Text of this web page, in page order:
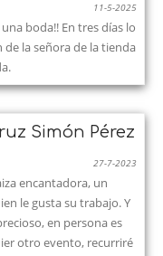
11-5-2025
boda!! En tres días lo
de la señora de la tienda
Simón Pérez
27-7-2023
encantadora, un
le gusta su trabajo. Y
en persona es
otro evento, recurriré